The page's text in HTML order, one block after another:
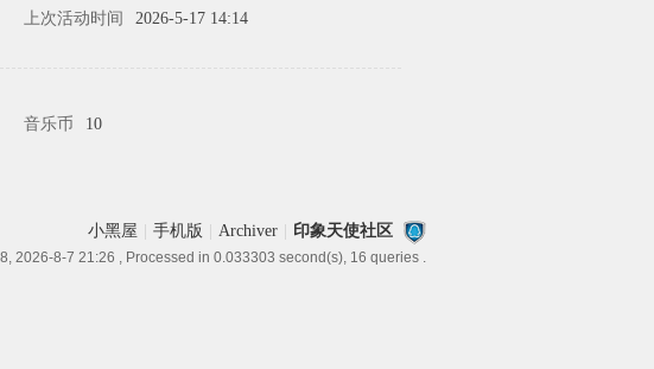
上次活动时间
2026-5-17 14:14
音乐币
10
小黑屋 手机版 Archiver 印象天使社区
2026-8-7 21:26 , Processed in 0.033303 second(s), 16 queries .